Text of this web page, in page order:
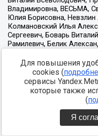
Для повышения
cookies (
сервисы
которые также
(
Я